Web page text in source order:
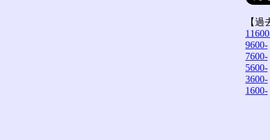
【
9600-
7600-
5600-
3600-
1600-